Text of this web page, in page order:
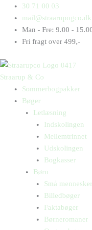
indholdet
30 71 00 03
mail@straarupogco.dk
Man - Fre: 9.00 -
Fri fragt over 499,-
Straarup & Co
Sommerbogpakker
Bøger
Letlæsning
Indskolingen
Mellemtrinnet
Udskolingen
Bogkasser
Børn
Små
Billedbøger
Faktabøger
Børneromaner
Products
search
Products
search